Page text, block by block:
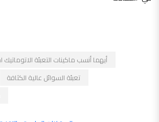
أيهما أنسب ماكينات التعبئة
تعبئة السوائل عالية الكثافة